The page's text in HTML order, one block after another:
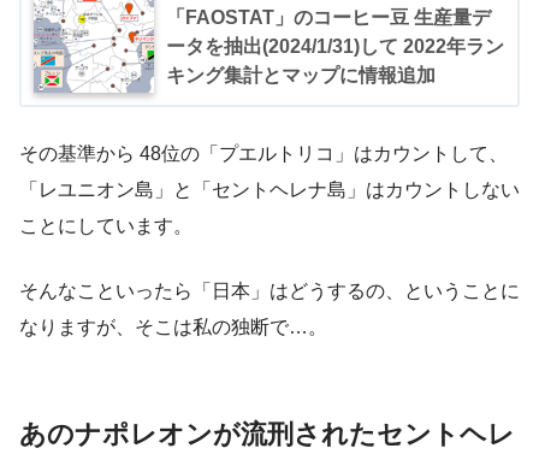
「FAOSTAT」のコーヒー豆 生産量デ
ータを抽出(2024/1/31)して 2022年ラン
キング集計とマップに情報追加
その基準から 48位の「プエルトリコ」はカウントして、
「レユニオン島」と「セントヘレナ島」はカウントしない
ことにしています。
そんなこといったら「日本」はどうするの、ということに
なりますが、そこは私の独断で…。
あのナポレオンが流刑されたセントヘレ